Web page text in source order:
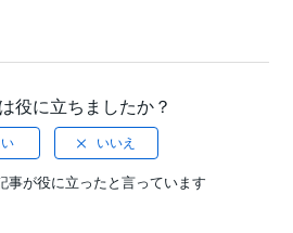
役に立ちましたか？
事が役に立ったと言っています